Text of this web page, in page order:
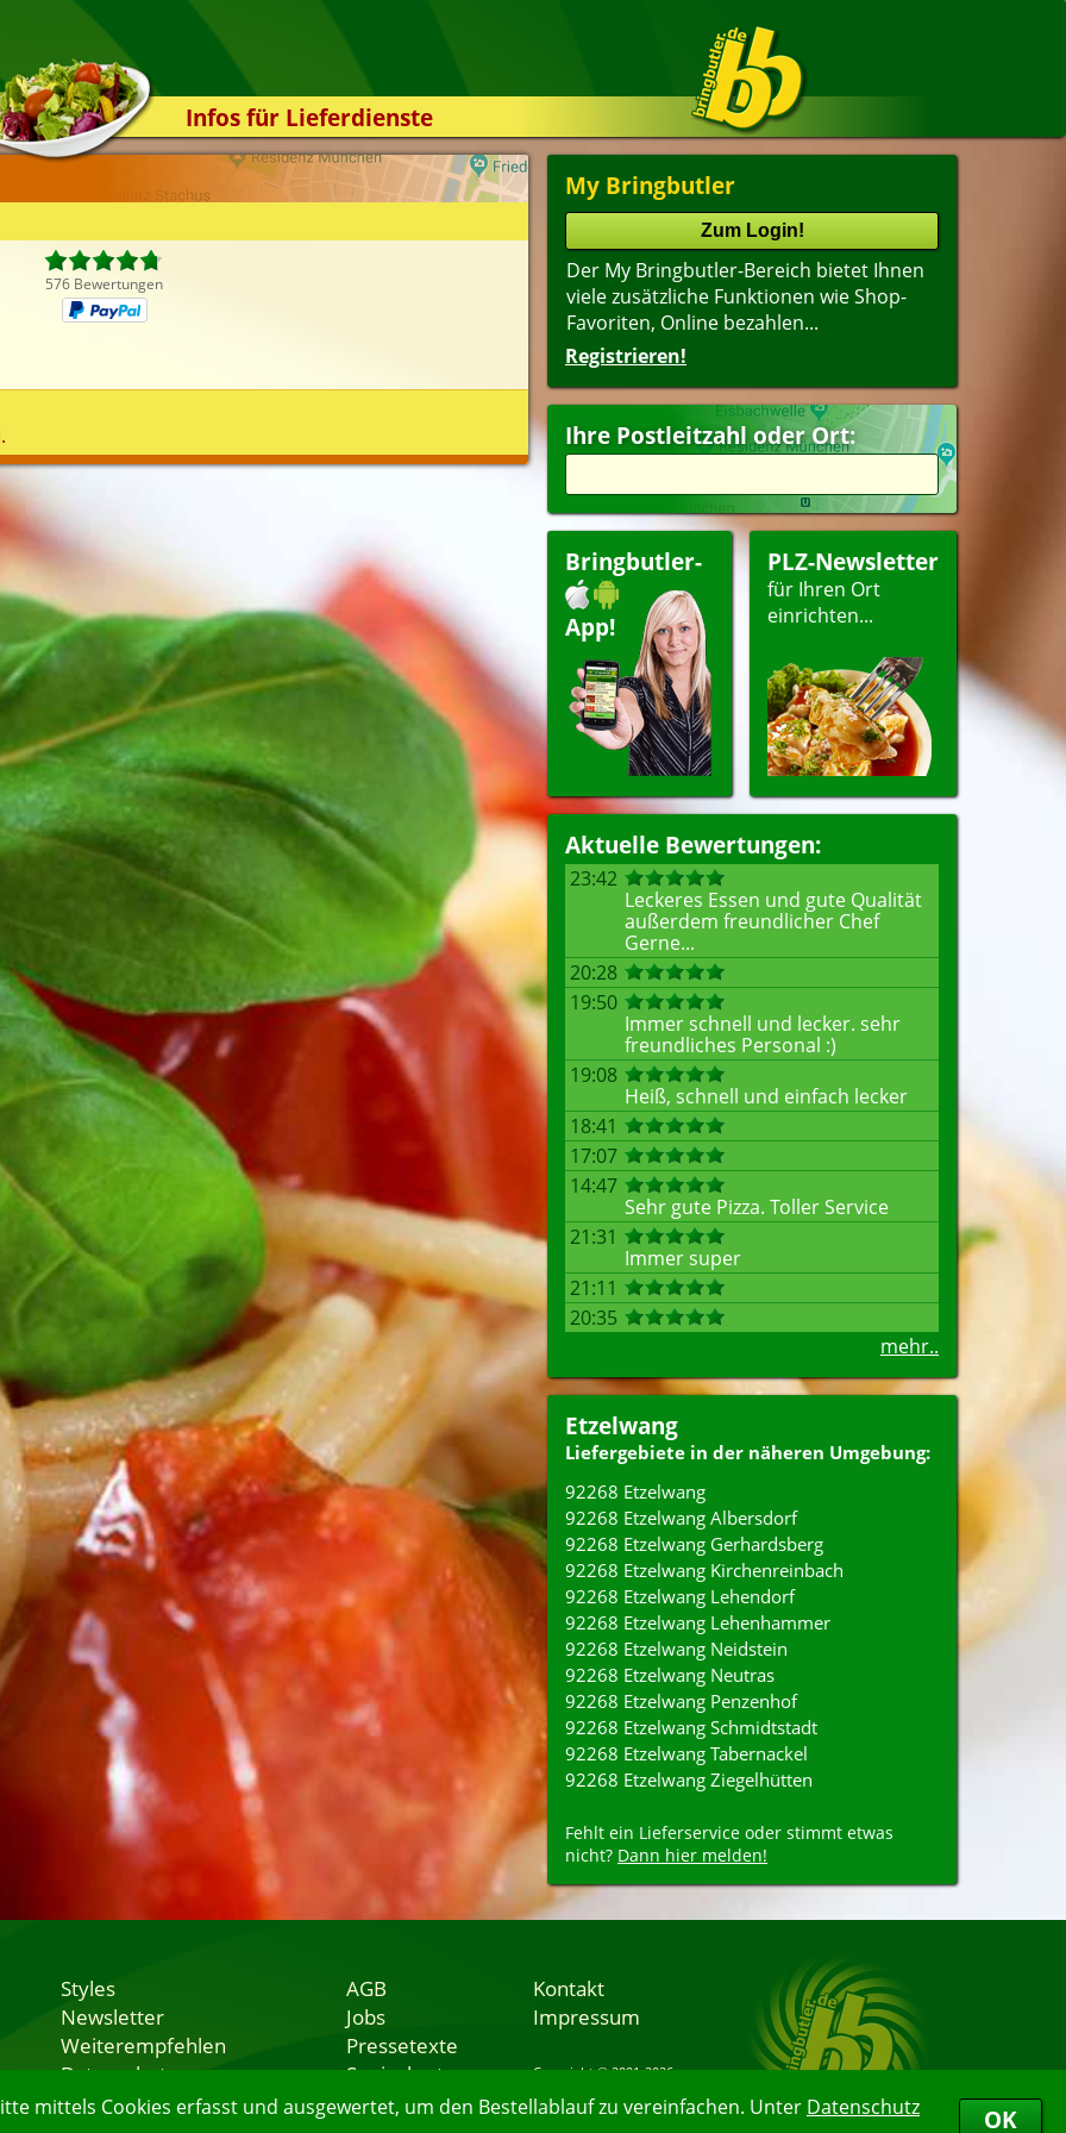
mittels Cookies erfasst und ausgewertet, um den Bestellablauf zu vereinfachen. Unter Datenschutz
OK
Infos für Lieferdienste
Kassensystem
Zuverlässigkeit
Styles
My Bringbutler
Der My Bringbutler-Bereich bietet Ihnen
viele zusätzliche Funktionen wie Shop-
Favoriten, Online bezahlen...
Registrieren!
Ihre Postleitzahl oder Ort:
Bringbutler-
App!
PLZ-Newsletter
für Ihren Ort
einrichten...
Aktuelle Bewertungen:
23:42
Leckeres Essen und gute Qualität
außerdem freundlicher Chef
Gerne...
20:28
19:50
Immer schnell und lecker. sehr
freundliches Personal :)
19:08
Heiß, schnell und einfach lecker
18:41
17:07
14:47
Sehr gute Pizza. Toller Service
21:31
Immer super
21:11
20:35
mehr..
Etzelwang
Liefergebiete in der näheren Umgebung:
92268 Etzelwang
92268 Etzelwang Albersdorf
92268 Etzelwang Gerhardsberg
92268 Etzelwang Kirchenreinbach
92268 Etzelwang Lehendorf
92268 Etzelwang Lehenhammer
92268 Etzelwang Neidstein
92268 Etzelwang Neutras
92268 Etzelwang Penzenhof
92268 Etzelwang Schmidtstadt
92268 Etzelwang Tabernackel
92268 Etzelwang Ziegelhütten
Fehlt ein Lieferservice oder stimmt etwas
nicht? Dann hier melden!
576 Bewertungen
Styles
Newsletter
Weiterempfehlen
Datenschutz
Nutzungsbedingungen
AGB
Jobs
Pressetexte
Speisekarten
Lieferservice
Kontakt
Impressum
Copyright © 2001-2026
08.08.2026 10:49:38